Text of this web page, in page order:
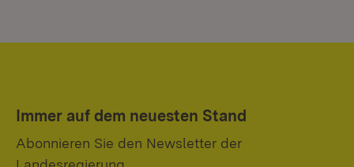
Immer auf dem neuesten Stand
Abonnieren Sie den Newsletter der